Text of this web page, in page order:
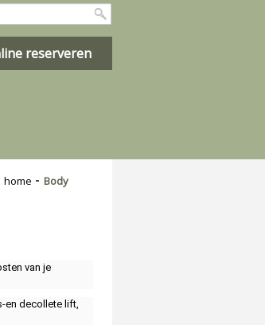
reserveren
home Body
van je
en decollete lift,